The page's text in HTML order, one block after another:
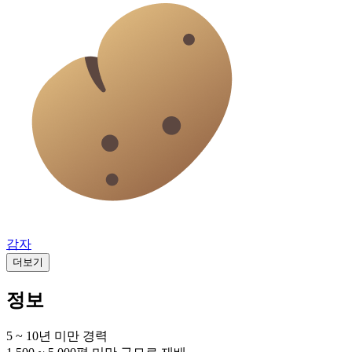
감자
더보기
정보
5 ~ 10년 미만 경력